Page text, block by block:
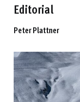
Editorial
Peter Plattner